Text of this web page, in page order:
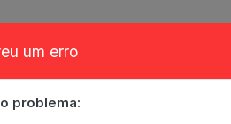
um erro
problema: